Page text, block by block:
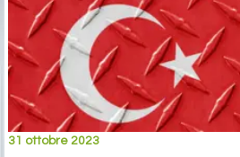
31 ottobre 2023